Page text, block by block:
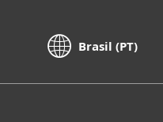
Brasil (PT)